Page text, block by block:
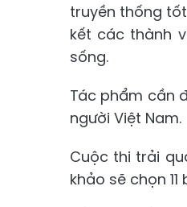
truyền thống
kết các thành
sống.
Tác phẩm cần
người Việt Nam.
Cuộc thi trải
khảo sẽ chọn